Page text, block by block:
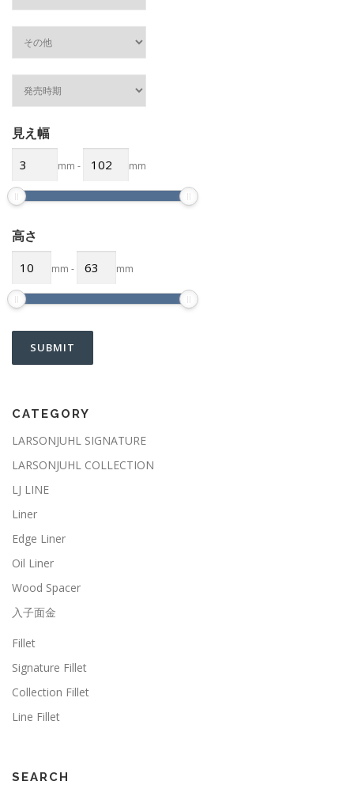
見え幅
mm - mm
高さ
mm - mm
CATEGORY
LARSONJUHL SIGNATURE
LARSONJUHL COLLECTION
LJ LINE
Liner
Edge Liner
Oil Liner
Wood Spacer
入子面金
Fillet
Signature Fillet
Collection Fillet
Line Fillet
SEARCH